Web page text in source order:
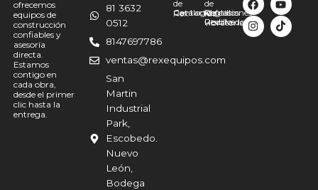
ofrecemos
equipos de
construcción
confiables y
asesoría
directa.
Estamos
contigo en
cada obra,
desde el primer
clic hasta la
entrega.
81 3632
0512
8147697786
ventas@rexequipos.com
San
Martin
Industrial
Park,
Escobedo.
Nuevo
León,
Bodega
de
Rex
Catálogo
Contacto
de
luz
Martillos
Refacciones
Reglas
vibratorias
Revolvedoras
Rodillo